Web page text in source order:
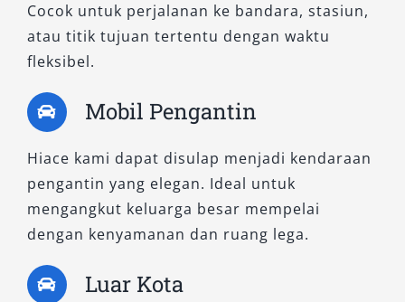
Semua tipe Hiace yang kami sewakan selalu
dalam kondisi prima berkat perawatan rutin
perjalanan nyaman bukan hanya soal
kendaraan, tetapi juga pelayanan. Itulah
sebabnya kami menyediakan pilihan layanan
sewa mobil Hiace dengan sopir
berpengalaman atau opsi lepas kunci untuk
fleksibilitas lebih.
Dengan berbagai pilihan tipe mulai dari Hiace
Premio, Hiace Premio Luxury, hingga Hiace
Cocok untuk perjalanan ke bandara, stasiun,
atau titik tujuan tertentu dengan waktu
fleksibel.
Mobil Pengantin
Hiace kami dapat disulap menjadi kendaraan
pengantin yang elegan. Ideal untuk
mengangkut keluarga besar mempelai
dengan kenyamanan dan ruang lega.
Luar Kota